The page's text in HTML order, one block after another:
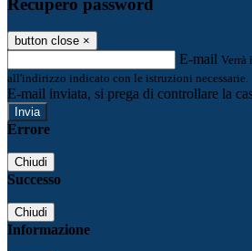
button close ×
E-mail Verrà
all'indirizzo indicato con le istruzioni necessarie.
E-mail inviata, si prega di controllare la
Errore
Chiudi
Successo
Chiudi
Informazione